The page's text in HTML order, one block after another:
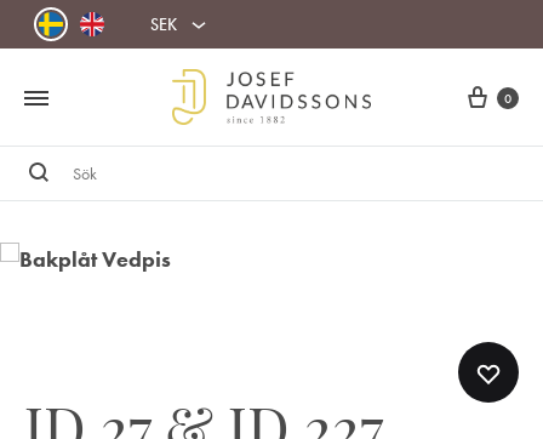
SEK
Cart
0
Sök